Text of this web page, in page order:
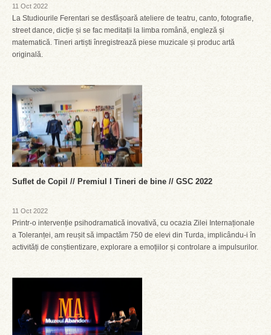
11 Oct 2022
La Studiourile Ferentari se desfășoară ateliere de teatru, canto, fotografie,
street dance, dicție și se fac meditații la limba română, engleză și
matematică. Tineri artiști înregistrează piese muzicale și produc artă
originală.
Suflet de Copil // Premiul I Tineri de bine // GSC 2022
11 Oct 2022
Printr-o intervenție psihodramatică inovativă, cu ocazia Zilei Internaționale
a Toleranței, am reușit să impactăm 750 de elevi din Turda, implicându-i în
activități de conștientizare, explorare a emoțiilor și controlare a impulsurilor.